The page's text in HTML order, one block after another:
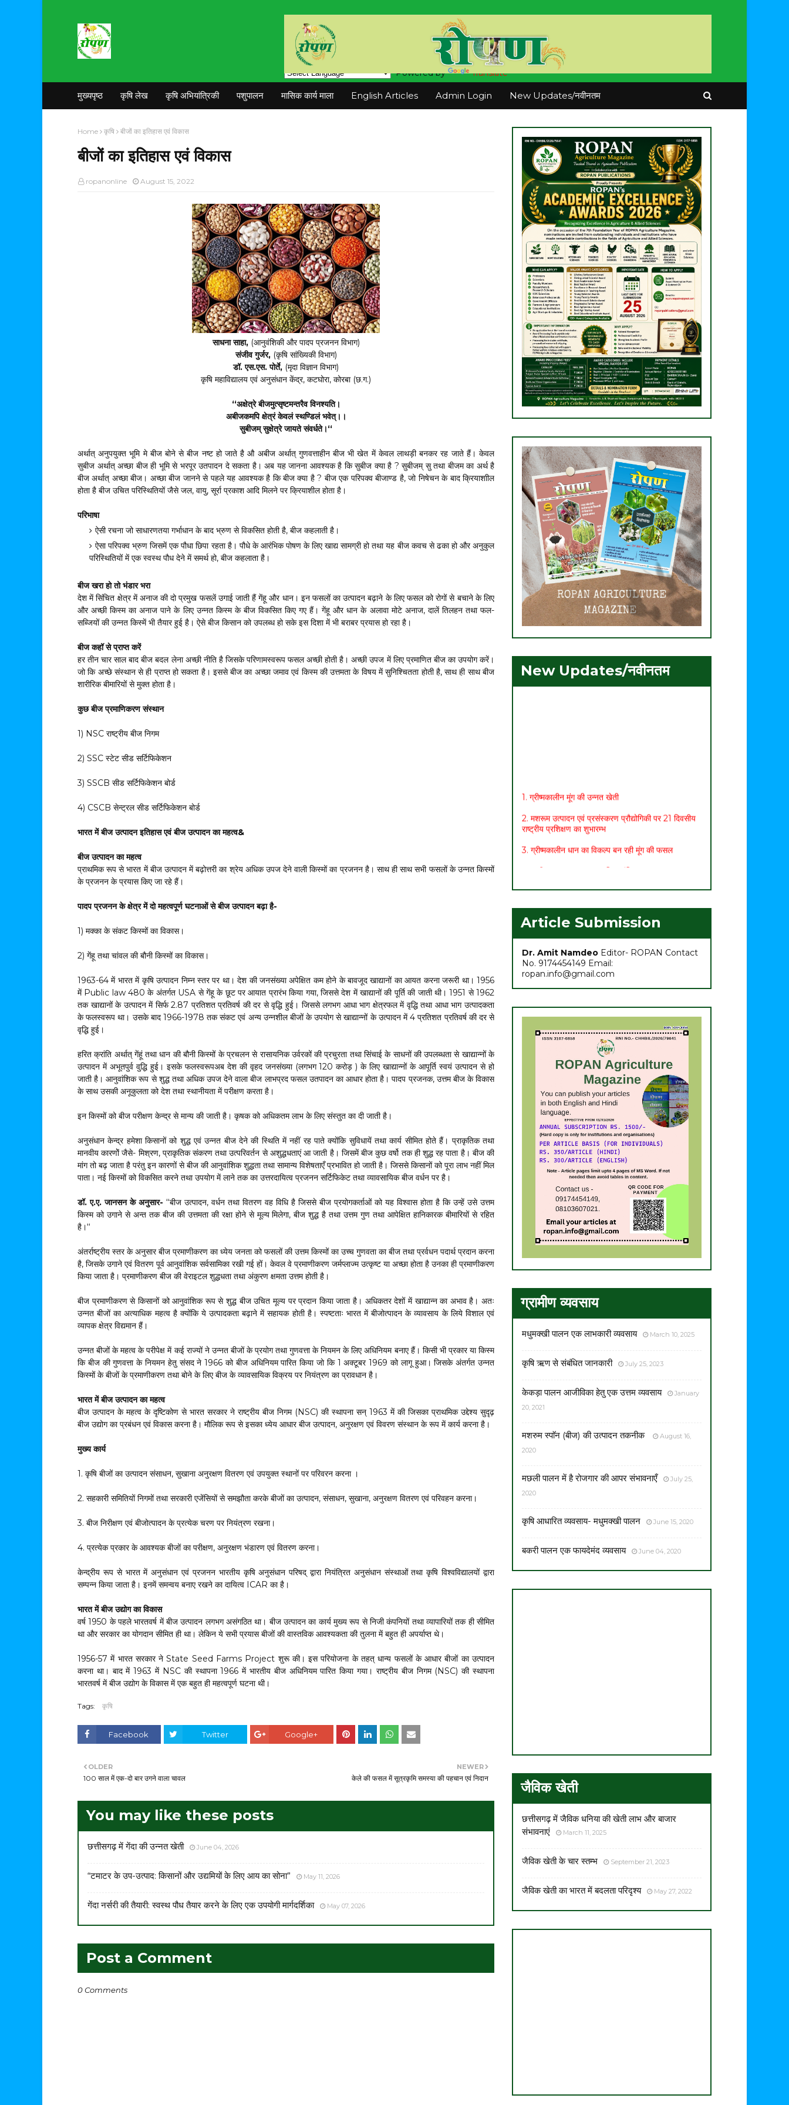
Powered by Translate
मुख्यपृष्ठ कृषि लेख कृषि अभियांत्रिकी पशुपालन मासिक कार्य माला English Articles Admin Login New Updates/नवीनतम
Home कृषि बीजों का इतिहास एवं विकास
बीजों का इतिहास एवं विकास
ropanonline August 15, 2022
साधना साहा,(आनुवंशिकी और पादप प्रजनन विभाग)
संजीव गुर्जर,(कृषि सांख्यिकी विभाग)
डॉ. एस.एस. पोर्ते, (मृदा विज्ञान विभाग)
कृषि महाविद्यालय एवं अनुसंधान केंद्र, कटघोरा, कोरबा (छ.ग.)
‘‘अक्षेत्रे बीजमुत्सृष्टमन्तरैव विनश्यति।
अबीजकमपि क्षेत्रं केवलं स्थण्डिलं भवेत्।।
सुबीजम् सुक्षेत्रे जायते संवर्धते।‘‘
अर्थात् अनुपयुक्त भूमि मे बीज बोने से बीज नष्ट हो जाते है औ अबीज अर्थात् गुणवत्ताहीन बीज भी खेत में केवल लाथड़ी बनकर रह जाते हैं। केवल
सुबीज अर्थात् अच्छा बीज ही भूमि से भरपूर उतपादन दे सकता है। अब यह जानना आवश्यक है कि सुबीज क्या है ? सुबीजम् सु तथा बीजम का अर्थ है
बीज अर्थात् अच्छा बीज। अच्छा बीज जानने से पहले यह आवश्यक है कि बीज क्या है ? बीज एक परिपक्व बीजाण्ड है, जो निषेचन के बाद क्रियाशाील
होता है बीज उचित परिस्थितियों जैसे जल, वायु, सूर्रा प्रकाश आदि मिलने पर क्रियाशील होता है।
परिभाषा
ऐसी रचना जो साधारणतया गर्भाधान के बाद भ्रुण से विकसित होती है, बीज कहलाती है।
ऐसा परिपक्व भ्रुण जिसमें एक पौधा छिपा रहता है। पौधे के आरंभिक पोषण के लिए खाद्य सामग्री हो तथा यह बीज कवच से ढका हो और अनुकुल
परिस्थितियों में एक स्वस्थ पौध देने में समर्थ हो, बीज कहलाता है।
बीज खरा हो तो भंडार भरा
देश में सिंचित क्षेत्र में अनाज की दो प्रमुख फसलें उगाई जाती हैं गेंहू और धान। इन फसलों का उत्पादन बढ़ाने के लिए फसल को रोगों से बचाने के लिए
और अच्छी किस्म का अनाज पाने के लिए उन्नत किस्म के बीज विकसित किए गए हैं। गेंहू और धान के अलावा मोटे अनाज, दालें तिलहन तथा फल-
सब्जियों की उन्नत किस्में भी तैयार हुई है। ऐसे बीज किसान को उपलब्ध हो सके इस दिशा में भी बराबर प्रयास हो रहा है।
बीज कहॉ से प्राप्त करें
हर तीन चार साल बाद बीज बदल लेना अच्छी नीति है जिसके परिणामस्वरूप फसल अच्छी होती है। अच्छी उपज में लिए प्रमाणित बीज का उपयोग करें।
जो कि अच्छे संस्थान से ही प्राप्त हो सकता है। इससे बीज का अच्छा जमाव एवं किस्म की उत्तमता के विषय में सुनिश्चितता होती है, साथ ही साथ बीज
शारीरिक बीमारियों से मुक्त होता है।
कुछ बीज प्रमाणिकरण संस्थान
1) NSC राष्ट्रीय बीज निगम
2) SSC स्टेट सीड सर्टिफिकेशन
3) SSCB सीड सर्टिफिकेशन बोर्ड
4) CSCB सेन्ट्रल सीड सर्टिफिकेशन बोर्ड
भारत में बीज उत्पादन इतिहास एवं बीज उत्पादन का महत्व&
बीज उत्पादन का महत्व
प्राथमिक रूप से भारत में बीज उत्पादन में बढ़ोत्तरी का श्रेय अधिक उपज देने वाली किस्मों का प्रजनन है। साथ ही साथ सभी फसलों के उन्नत किस्मों
के प्रजनन के प्रयास किए जा रहे हैं।
पादप प्रजनन के क्षेत्र में दो महत्वपूर्ण घटनाओं से बीज उत्पादन बढ़ा है-
1) मक्का के संकट किस्मों का विकास।
2) गेंहू तथा चांवल की बौनी किस्मों का विकास।
1963-64 में भारत में कृषि उत्पादन निम्न स्तर पर था। देश की जनसंख्या अपेक्षित कम होने के बावजूद खाद्यानों का आयत करना जरूरी था। 1956
में Public law 480 के अंतर्गत USA से गेंहू के छूट पर आयात प्रारंभ किया गया, जिससे देश में खाद्यानों की पूर्ति की जाती थी। 1951 से 1962
तक खाद्यानों के उत्पादन में सिर्फ 2.87 प्रतिशत प्रतिवर्ष की दर से वृद्धि हुई। जिससे लगभग आधा भाग क्षेत्रफल में वृद्धि तथा आधा भाग उत्पादकता
के फलस्वरूप था। उसके बाद 1966-1978 तक संकट एवं अन्य उन्नशील बीजों के उपयोग से खाद्यान्नों के उत्पादन में 4 प्रतिशत प्रतिवर्ष की दर से
वृद्धि हुई।
हरित क्रांति अर्थात् गेंहूं तथा धान की बौनी किस्मों के प्रचलन से रासायनिक उर्वरकों की प्रचुरता तथा सिंचाई के साधनों की उपलब्धता से खाद्यान्नों के
उत्पादन में अभूतपुर्व वुद्धि हुई। इसके फलस्वरूपअब देश की वृहद जनसंख्या (लगभग 120 करोड़ ) के लिए खाद्यान्नों के आपूर्ति स्वयं उत्पादन से हो
जाती है। आनुवांशिक रूप से शुद्ध तथा अधिक उपज देने वाला बीज लाभप्रद फसल उतपादन का आधार होता है। पादप प्रजनक, उत्तम बीज के विकास
के साथ उसकी अनूकुलता को देश तथा स्थानीयता में परीक्षण करता है।
इन किस्मों को बीज परीक्षण केन्द्र से मान्य की जाती है। कृषक को अधिकतम लाभ के लिए संस्तुत का दी जाती है।
अनुसंधान केन्द्र हमेशा किसानों को शुद्ध एवं उन्नत बीज देने की स्थिति में नहीं रह पाते क्योंकि सुविधायें तथा कार्य सीमित होते हैं। प्राकृतिक तथा
मानवीय कारणोें जैसे- मिश्रण, प्राकृतिक संकरण तथा उत्परिवर्तन से अशुद्धधताएं आ जाती है। जिसमें बीज कुछ वर्षो तक ही शुद्ध रह पाता है। बीज की
मांग तो बढ़ जाता है परंतु इन कारणों से बीज की आनुवांशिक शुद्धता तथा सामान्य विशेषताएँ प्रभावित हो जाती है। जिससे किसानों को पूरा लाभ नहीं मिल
पाता। नई किस्मों को विकसित करने तथा उपयोग में लाने तक का उत्तरदायित्व प्रजनन सर्टिफिकेट तथा व्यावसायिक बीज वर्धन पर है।
डॉ. ए.ए. जानसन के अनुसार- ‘‘बीज उत्पादन, वर्धन तथा वितरण वह विधि है जिससे बीज प्रयोगकर्ताओं को यह विश्वास होता है कि उन्हें उसे उत्तम
किस्म को उगाने से अन्त तक बीज की उत्तमता की रक्षा होने से मूल्य मिलेगा, बीज शुद्ध है तथा उत्तम गुण तथा आपेक्षित हानिकारक बीमारियों से रहित
है।‘‘
अंतर्राष्ट्रीय स्तर के अनुसार बीज प्रमाणीकरण का ध्येय जनता को फसलों की उत्तम किस्मों का उच्च गुणवता का बीज तथा प्रर्वधन पदार्थ प्रदान करना
है, जिसके उगाने एवं वितरण पूर्व आनुवांशिक सर्वसामिका रखी गई हों। केवल वे प्रमाणीकरण जर्मप्लाज्म उत्कृष्ट या अच्छा होता है उनका ही प्रमाणीकरण
किया जाता है। प्रमाणीकरण बीज की वेराइटल शुद्धधता तथा अंकुरण क्षमता उत्तम होती है।
बीज प्रमाणीकरण से किसानों को आनुवांशिक रूप से शुद्ध बीज उचित मूल्य पर प्रदान किया जाता है। अधिकतर देशों में खाद्यान्न का अभाव है। अतः
उन्नत बीजों का अत्याधिक महत्व है क्योंकि ये उत्पादकता बढ़ाने में सहायक होती है। स्पष्टताः भारत में बीजोत्पादन के व्यावसाय के लिये विशाल एवं
व्यापक क्षेत्र विद्यमान हैं।
उन्नत बीजों के महत्व के परीपेक्ष में कई राज्यों ने उन्नत बीजों के प्रयोग तथा गुणवत्ता के नियमन के लिए अधिनियम बनाए हैं। किसी भी प्रकार या किस्म
कि बीज की गुणवत्ता के नियमन हेतु संसद ने 1966 को बीज अधिनियम पारित किया जो कि 1 अक्टूबर 1969 को लागू हुआ। जिसके अंतर्गत उन्नत
किस्मों के बीजों के प्रमाणीकरण तथा बोने के लिए बीज के व्यावसायिक विक्रय पर नियंत्रण का प्रावधान है।
भारत में बीज उत्पादन का महत्व
बीज उत्पादन के महत्व के दृष्टिकोण से भारत सरकार ने राष्ट्रीय बीज निगम (NSC) की स्थापना सन् 1963 में की जिसका प्राथमिक उद्देश्य सुदृढ़
बीज उद्योग का प्रबंधन एवं विकास करना है। मौलिक रूप से इसका ध्येय आधार बीज उत्पादन, अनुरक्षण एवं विवरण संस्थान के रूप में कार्य करना है।
मुख्य कार्य
1. कृषि बीजों का उत्पादन संसाधन, सुखाना अनुरक्षण वितरण एवं उपयुक्त स्थानों पर परिवरन करना ।
2. सहकारी समितियों निगमों तथा सरकारी एजेंसियों से समझौता करके बीजों का उत्पादन, संसाधन, सुखाना, अनुरक्षण वितरण एवं परिवहन करना।
3. बीज निरीक्षण एवं बीजोत्पादन के प्रत्येक चरण पर नियंत्रण रखना।
4. प्रत्येक प्रकार के आवश्यक बीजों का परीक्षण, अनुरक्षण भंडारण एवं वितरण करना।
केन्द्रीय रूप से भारत में अनुसंधान एवं प्रजनन भारतीय कृषि अनुसंधान परिषद् द्वारा नियंत्रित अनुसंधान संस्थाओं तथा कृषि विश्वविद्यालयों द्वारा
सम्पन्न किया जाता है। इनमें समन्वय बनाए रखने का दायित्व ICAR का है।
भारत में बीज उद्योग का विकास
वर्ष 1950 के पहले भारतवर्ष में बीज उत्पादन लगभग असंगठित था। बीज उत्पादन का कार्य मुख्य रूप से निजी कंपनियों तथा व्यापारियों तक ही सीमित
था और सरकार का योगदान सीमित ही था। लेकिन ये सभी प्रयास बीजों की वास्तविक आवश्यकता की तुलना में बहुत ही अपर्याप्त थे।
1956-57 में भारत सरकार ने State Seed Farms Project शुरू की। इस परियोजना के तहत् धान्य फसलों के आधार बीजों का उत्पादन
करना था। बाद में 1963 में NSC की स्थापना 1966 में भारतीय बीज अधिनियम पारित किया गया। राष्ट्रीय बीज निगम (NSC) की स्थापना
भारतवर्ष में बीज उद्योग के विकास में एक बहुत ही महत्वपूर्ण घटना थी।
Tags: कृषि
Facebook Twitter Google+
NEWER
केले की फसल में सूत्रकृमि समस्या की पहचान एवं निदान
OLDER
100 साल में एक-दो बार उगने वाला चावल
You may like these posts
छत्तीसगढ़ में गेंदा की उन्नत खेती June 04, 2026
“टमाटर के उप-उत्पाद: किसानों और उद्यमियों के लिए आय का सोना” May 11, 2026
गेंदा नर्सरी की तैयारी: स्वस्थ पौध तैयार करने के लिए एक उपयोगी मार्गदर्शिका May 07, 2026
Post a Comment
0 Comments
New Updates/नवीनतम
2. मशरूम उत्पादन एवं प्रसंस्करण प्रौद्योगिकी पर 21 दिवसीय
राष्ट्रीय प्रशिक्षण का शुभारम्भ
3. ग्रीष्मकालीन धान का विकल्प बन रही मूंग की फसल
4. छत्तीसगढ़ बजट 2021: कृषि सम्बंधित प्रमुख प्रावधान
सब्जियों की खेती
Article Submission
Dr. Amit Namdeo Editor- ROPAN Contact
No. 9174454149 Email:
ropan.info@gmail.com
ग्रामीण व्यवसाय
मधुमक्खी पालन एक लाभकारी व्यवसाय March 10, 2025
कृषि ऋण से संबंधित जानकारी July 25, 2023
केकड़ा पालन आजीविका हेतु एक उत्तम व्यवसाय
January
20, 2021
मशरुम स्पाॅन (बीज) की उत्पादन तकनीक
August 16,
2020
मछली पालन में है रोजगार की आपर संभावनाएँ
July 25,
2020
कृषि आधारित व्यवसाय- मधुमक्खी पालन June 15, 2020
बकरी पालन एक फायदेमंद व्यवसाय June 04, 2020
जैविक खेती
छत्तीसगढ़ में जैविक धनिया की खेती लाभ और बाजार
संभावनाएं
March 11, 2025
जैविक खेती के चार स्तम्भ September 21, 2023
जैविक खेती का भारत में बदलता परिदृश्य May 27, 2022